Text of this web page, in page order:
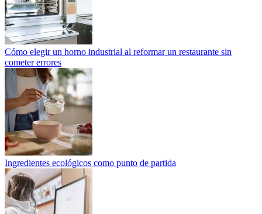
Cómo elegir un horno industrial al reformar un restaurante sin
cometer errores
Ingredientes ecológicos como punto de partida